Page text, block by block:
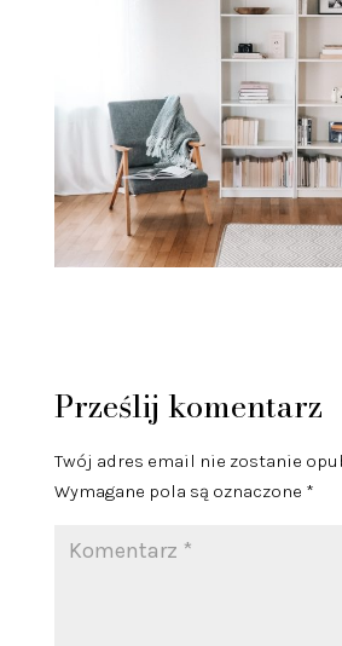
Prześlij komentarz
Twój adres email nie zostanie
Wymagane pola są oznaczone *